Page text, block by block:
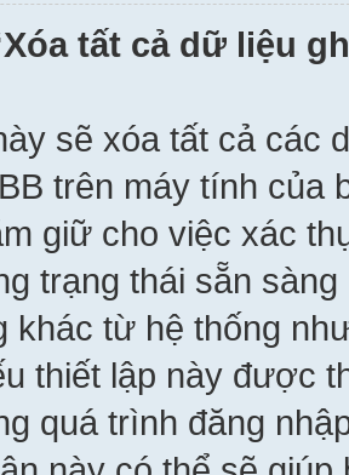
tất cả dữ liệu
sẽ xóa tất cả các
trên máy tính của
giữ cho việc xác
trạng thái sẵn
khác từ hệ thống
thiết lập này được
quá trình đăng